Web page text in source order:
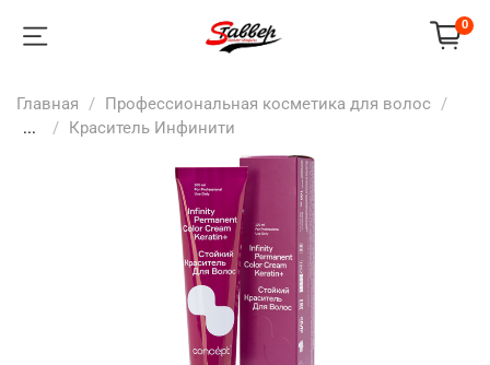
0
Главная
Профессиональная косметика для волос
...
Краситель Инфинити